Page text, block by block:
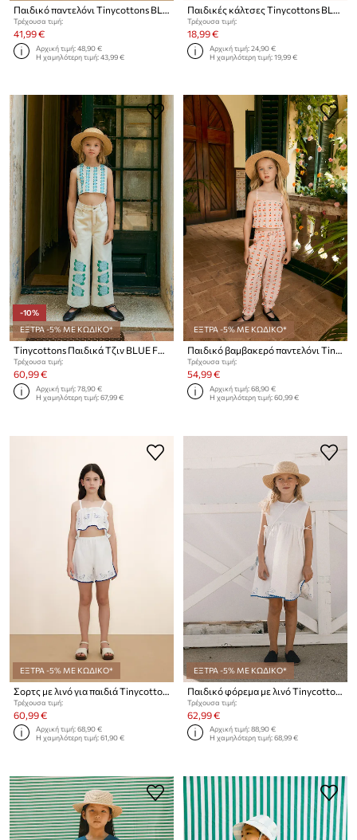
Παιδικό παντελόνι Tinycottons BLOSSOMS RIB PANT
Τρέχουσα τιμή:
41,99 €
Αρχική τιμή:48,90 €
Η χαμηλότερη τιμή:43,99 €
Παιδικές κάλτσες Tinycottons BLUE STRIPES & SWAN MEDIUM SOCKS 2-pack
Τρέχουσα τιμή:
18,99 €
Αρχική τιμή:24,90 €
Η χαμηλότερη τιμή:19,99 €
-10%
ΕΞΤΡΑ -5% ΜΕ ΚΩΔΙΚΟ*
Tinycottons Παιδικά Τζιν BLUE FLOWER PRINT DENIM JEANS
Τρέχουσα τιμή:
60,99 €
Αρχική τιμή:78,90 €
Η χαμηλότερη τιμή:67,99 €
ΕΞΤΡΑ -5% ΜΕ ΚΩΔΙΚΟ*
Παιδικό βαμβακερό παντελόνι Tinycottons CHERRIES PANT
Τρέχουσα τιμή:
54,99 €
Αρχική τιμή:68,90 €
Η χαμηλότερη τιμή:60,99 €
ΕΞΤΡΑ -5% ΜΕ ΚΩΔΙΚΟ*
Τρέχουσα τιμή:
60,99 €
Αρχική τιμή:68,90 €
Η χαμηλότερη τιμή:61,90 €
ΕΞΤΡΑ -5% ΜΕ ΚΩΔΙΚΟ*
Τρέχουσα τιμή:
62,99 €
Αρχική τιμή:88,90 €
Η χαμηλότερη τιμή:68,99 €